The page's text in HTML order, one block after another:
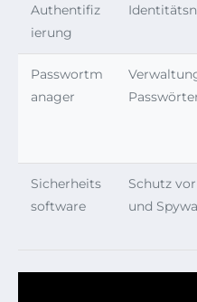
Authentifiz
ierung
Passwortm
anager
Sicherheits
software
Schutz
und